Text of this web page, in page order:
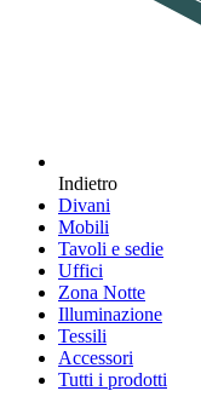
Indietro
Divani
Mobili
Tavoli e sedie
Uffici
Zona Notte
Illuminazione
Tessili
Accessori
Tutti i prodotti